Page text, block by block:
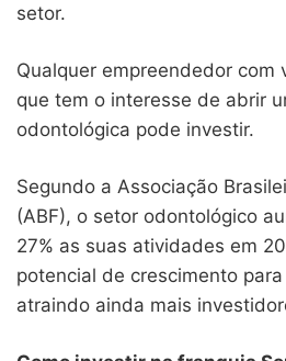
setor.
Qualquer empreendedor com
que tem o interesse de abrir
odontológica pode investir.
Segundo a Associação
(ABF), o setor odontológico
27% as suas atividades em
potencial de crescimento
atraindo ainda mais